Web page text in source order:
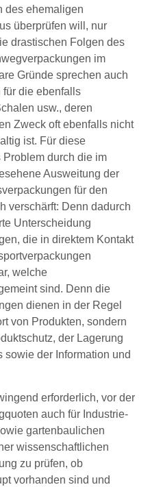
des ehemaligen
überprüfen will, nur
drastischen Folgen des
im
Gründe sprechen auch
die ebenfalls
usw., deren
Zweck oft ebenfalls nicht
ist. Für diese
durch die im
Ausweitung der
für den
verschärft: Denn dadurch
Unterscheidung
die in direktem Kontakt
welche
sind. Denn die
dienen in der Regel
von Produkten, sondern
der Lagerung
sowie der Information und
erforderlich, vor der
auch für Industrie-
gartenbaulichen
wissenschaftlichen
zu prüfen, ob
vorhanden sind und